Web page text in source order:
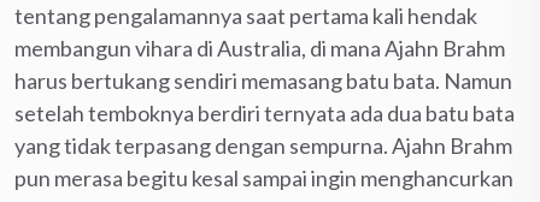
tentang pengalamannya saat pertama kali hendak
membangun vihara di Australia, di mana Ajahn Brahm
harus bertukang sendiri memasang batu bata. Namun
setelah temboknya berdiri ternyata ada dua batu bata
yang tidak terpasang dengan sempurna. Ajahn Brahm
pun merasa begitu kesal sampai ingin menghancurkan